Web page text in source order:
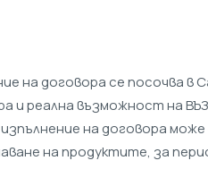
на договора се посочва
и реална възможност на
на договора
на продуктите, за